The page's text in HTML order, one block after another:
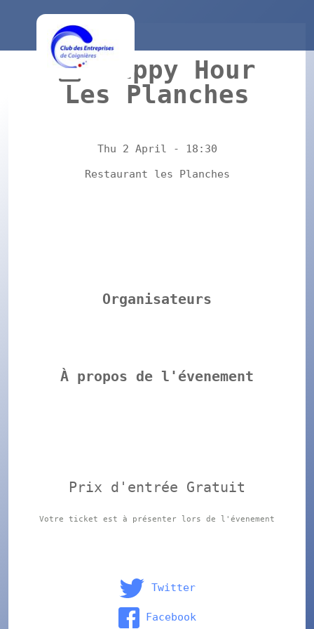
Happy Hour
Les Planches
Thu 2 April - 18:30
Restaurant les Planches
Organisateurs
À propos de l'évenement
Prix d'entrée Gratuit
Votre ticket est à présenter lors de l'évenement
Twitter
Facebook